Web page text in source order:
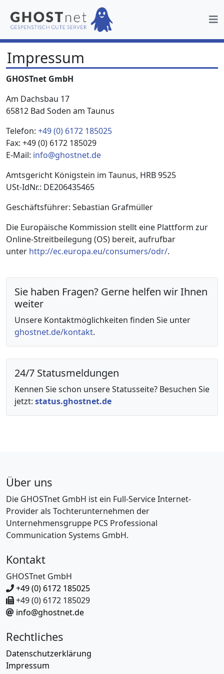
Impressum
GHOSTnet GmbH
Am Dachsbau 17
65812 Bad Soden am Taunus
Telefon: +49 (0) 6172 185025
Fax: +49 (0) 6172 185029
E-Mail: info@ghostnet.de
Amtsgericht Königstein im Taunus, HRB 9525
USt-IdNr.: DE206435465
Geschäftsführer: Sebastian Grafmüller
Die Europäische Kommission stellt eine Plattform zur
Online-Streitbeilegung (OS) bereit, aufrufbar
unter http://ec.europa.eu/consumers/odr/.
Sie haben Fragen? Gerne helfen wir Ihnen
weiter
Unsere Kontaktmöglichkeiten finden Sie unter
ghostnet.de/kontakt.
24/7 Statusmeldungen
Kennen Sie schon unsere Statusseite? Besuchen Sie
jetzt: status.ghostnet.de
Über uns
Die GHOSTnet GmbH ist ein Full-Service Internet-
Provider als Tochterunternehmen der
Unternehmensgruppe PCS Professional
Communication Systems GmbH.
Kontakt
GHOSTnet GmbH
+49 (0) 6172 185025
+49 (0) 6172 185029
info@ghostnet.de
Rechtliches
Datenschutzerklärung
Impressum